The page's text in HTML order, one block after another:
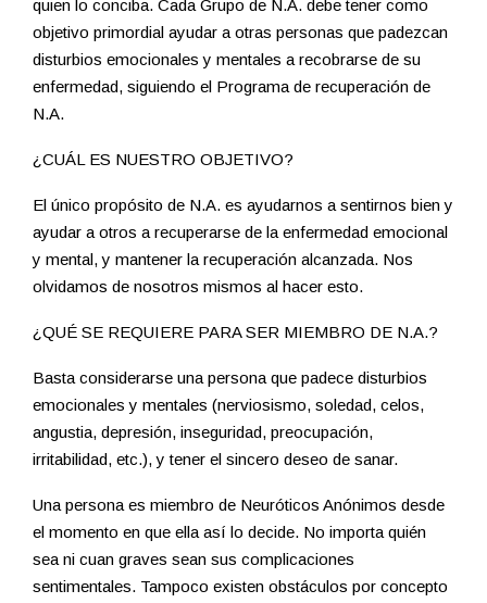
quien lo conciba. Cada Grupo de N.A. debe tener como
objetivo primordial ayudar a otras personas que padezcan
disturbios emocionales y mentales a recobrarse de su
enfermedad, siguiendo el Programa de recuperación de
N.A.
¿CUÁL ES NUESTRO OBJETIVO?
El único propósito de N.A. es ayudarnos a sentirnos bien y
ayudar a otros a recuperarse de la enfermedad emocional
y mental, y mantener la recuperación alcanzada. Nos
olvidamos de nosotros mismos al hacer esto.
¿QUÉ SE REQUIERE PARA SER MIEMBRO DE N.A.?
Basta considerarse una persona que padece disturbios
emocionales y mentales (nerviosismo, soledad, celos,
angustia, depresión, inseguridad, preocupación,
irritabilidad, etc.), y tener el sincero deseo de sanar.
Una persona es miembro de Neuróticos Anónimos desde
el momento en que ella así lo decide. No importa quién
sea ni cuan graves sean sus complicaciones
sentimentales. Tampoco existen obstáculos por concepto